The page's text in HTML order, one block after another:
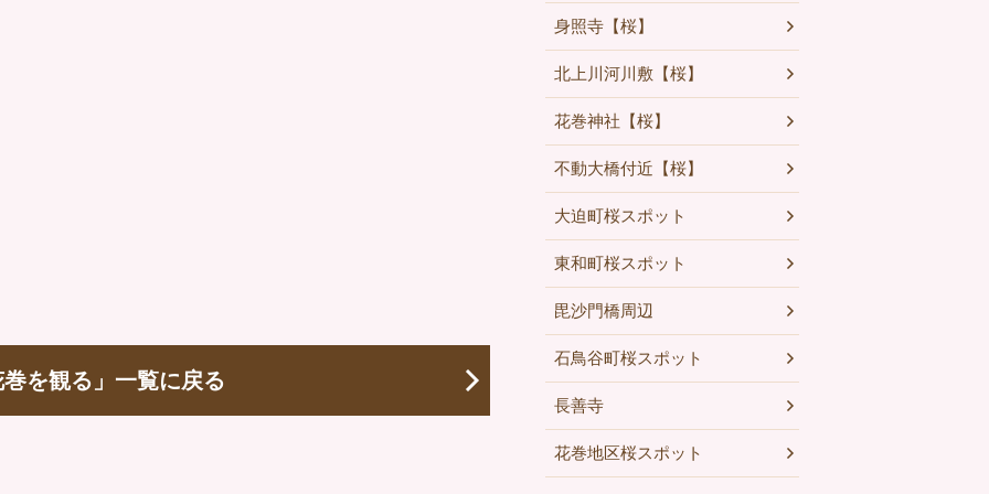
を観る」一覧に戻る
身照寺【桜】
北上川河川敷【桜】
花巻神社【桜】
不動大橋付近【桜】
大迫町桜スポット
東和町桜スポット
毘沙門橋周辺
石鳥谷町桜スポット
長善寺
花巻地区桜スポット